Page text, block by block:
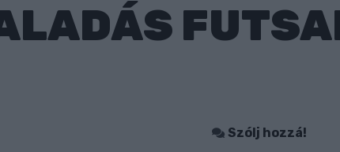
Szólj hozzá!